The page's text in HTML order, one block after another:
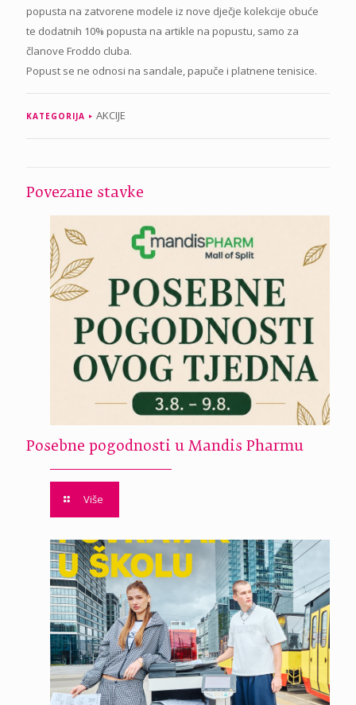
popusta na zatvorene modele iz nove dječje kolekcije obuće
te dodatnih 10% popusta na artikle na popustu, samo za
članove Froddo cluba.
Popust se ne odnosi na sandale, papuče i platnene tenisice.
KATEGORIJA AKCIJE
Povezane stavke
Posebne pogodnosti u Mandis Pharmu
Više